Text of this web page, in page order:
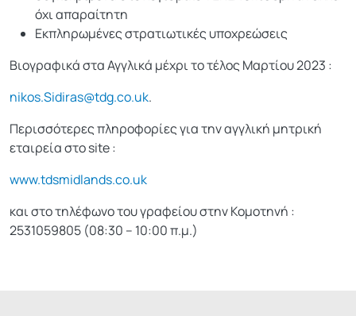
όχι απαραίτητη
Εκπληρωμένες στρατιωτικές υποχρεώσεις
Βιογραφικά στα Αγγλικά μέχρι το τέλος Μαρτίου 2023 :
nikos.Sidiras@tdg.co.uk.
Περισσότερες πληροφορίες για την αγγλική μητρική
εταιρεία στο site :
www.tdsmidlands.co.uk
και στο τηλέφωνο του γραφείου στην Κομοτηνή :
2531059805 (08:30 – 10:00 π.μ.)